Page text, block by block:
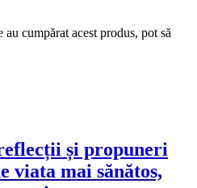
cumpărat acest produs, pot să
și propuneri
viata mai sănătos,